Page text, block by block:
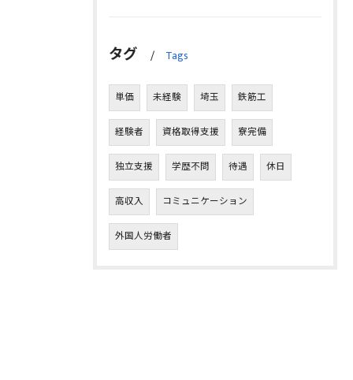
タグ Tags
単価 未経験 埼玉 鉄筋工
経験者 資格取得支援 寮完備
独立支援 学歴不問 待遇 休日
高収入 コミュニケーション
外国人労働者